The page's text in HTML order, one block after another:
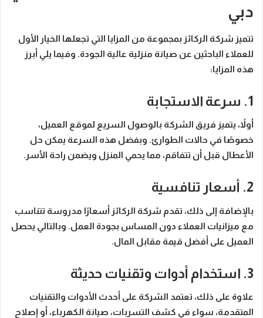
دبي
تتميز شركة الركائز بمجموعة من المزايا التي تجعلها الخيار الأول
للعملاء الباحثين عن صيانة منزلية عالية الجودة. وفيما يلي أبرز
هذه المزايا:
1. سرعة الاستجابة
أولاً، يتميز فريق الشركة بالوصول السريع لموقع العميل،
خصوصًا في حالات الطوارئ. وبفضل هذه السرعة يمكن حل
الأعطال قبل أن تتفاقم، مما يحمي المنزل ويضمن راحة الأسر.
2. أسعار تنافسية
بالإضافة إلى ذلك، تقدم شركة الركائز أسعارًا مدروسة تتناسب
مع ميزانيات العملاء دون المساس بجودة العمل. وبالتالي يحصل
العميل على أفضل قيمة مقابل المال.
3. استخدام أدوات وتقنيات حديثة
علاوة على ذلك، تعتمد الشركة على أحدث الأدوات والتقنيات
المتقدمة، سواء في كشف التسربات، صيانة الكهرباء، أو إصلاح